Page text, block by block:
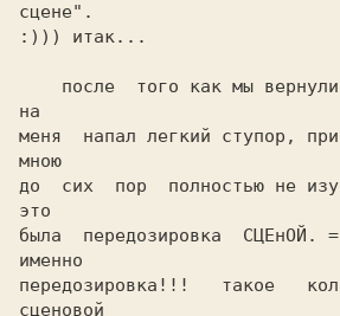
сцене".
:))) итак...
на
меня  напал легкий ступор,
мною
до  сих  пор  полностью не
это
была  передозировка  СЦЕнОЙ.
именно
передозировка!!!   такое